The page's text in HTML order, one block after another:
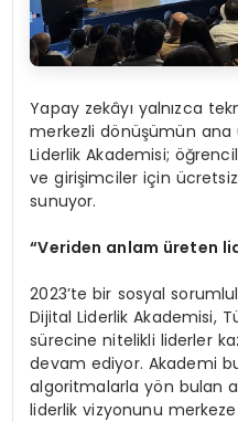
Yapay zekâyı yalnızca
merkezli dönüşümün ana
Liderlik Akademisi;
ve girişimciler için
sunuyor.
“Veriden anlam üreten
2023’te bir sosyal
Dijital Liderlik Akademisi,
sürecine nitelikli liderler
devam ediyor. Akademi
algoritmalarla yön bulan
liderlik vizyonunu merkeze